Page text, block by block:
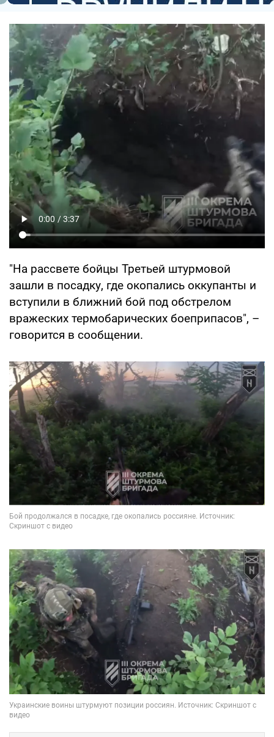
"На рассвете бойцы Третьей штурмовой
зашли в посадку, где окопались оккупанты и
вступили в ближний бой под обстрелом
вражеских термобарических боеприпасов", –
говорится в сообщении.